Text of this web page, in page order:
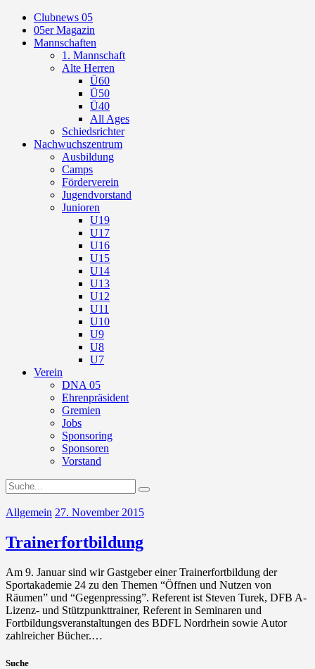
Clubnews 05
05er Magazin
Mannschaften
1. Mannschaft
Alte Herren
Ü60
Ü50
Ü40
All Ages
Schiedsrichter
Nachwuchszentrum
Ausbildung
Camps
Förderverein
Jugendvorstand
Junioren
U19
U17
U16
U15
U14
U13
U12
U11
U10
U9
U8
U7
Verein
DNA 05
Ehrenpräsident
Gremien
Jobs
Sponsoring
Sponsoren
Vorstand
Allgemein 27. November 2015
Trainerfortbildung
Am 9. Januar sind wir Gastgeber einer Trainerfortbildung der
Sportakademie 24 zu den Themen “Öffnen und Nutzen von
Räumen” und “Gegenpressing”. Referent ist Steven Turek, DFB A-
Lizenz- und Stützpunkttrainer, Referent in Seminaren und
Fortbildungsveranstaltungen des BDFL Nordrhein sowie Autor
zahlreicher Bücher.…
Suche